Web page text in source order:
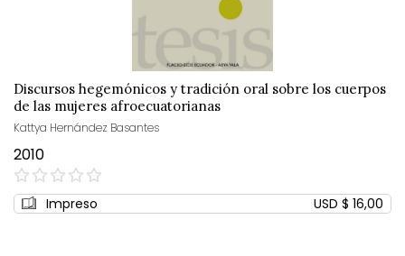
Discursos hegemónicos y tradición oral sobre los cuerpos
de las mujeres afroecuatorianas
Kattya Hernández Basantes
2010
0%
Impreso USD $ 16,00